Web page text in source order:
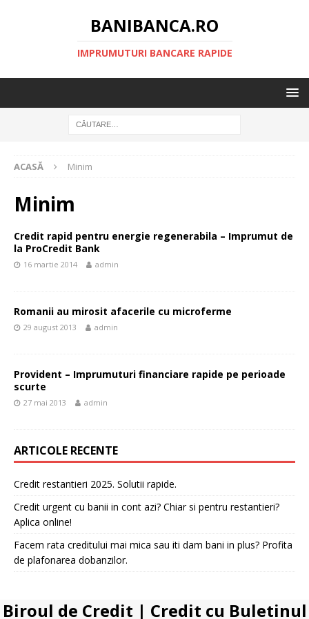
BANIBANCA.RO
IMPRUMUTURI BANCARE RAPIDE
ACASĂ Minim
Minim
Credit rapid pentru energie regenerabila – Imprumut de
la ProCredit Bank
16 martie 2014 admin
Romanii au mirosit afacerile cu microferme
29 august 2013 admin
Provident – Imprumuturi financiare rapide pe perioade
scurte
27 mai 2013 admin
ARTICOLE RECENTE
Credit restantieri 2025. Solutii rapide.
Credit urgent cu banii in cont azi? Chiar si pentru restantieri?
Aplica online!
Facem rata creditului mai mica sau iti dam bani in plus? Profita
de plafonarea dobanzilor.
Biroul de Credit | Credit cu Buletinul